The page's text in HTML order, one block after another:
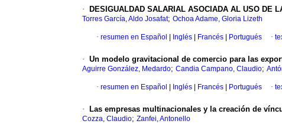
· DESIGUALDAD SALARIAL ASOCIADA AL USO DE
Torres García, Aldo Josafat; Ochoa Adame, Gloria Lizeth
· resumen en Español Inglés Francés Portugués ·
· Un modelo gravitacional de comercio para las
Aguirre González, Medardo; Candia Campano, Claudio;
· resumen en Español Inglés Francés Portugués ·
· Las empresas multinacionales y la creación de
Cozza, Claudio; Zanfei, Antonello